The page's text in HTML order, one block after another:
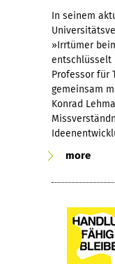
In seinem
»Irrtümer
entschlüsselt
Professor für
gemeinsam
Konrad
more